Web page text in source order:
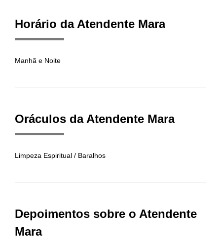
Horário da Atendente Mara
Manhã e Noite
Oráculos da Atendente Mara
Limpeza Espiritual / Baralhos
Depoimentos sobre o Atendente
Mara